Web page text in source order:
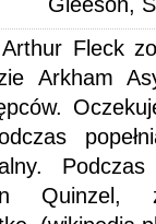
Fleck
Arkham
Quinzel,